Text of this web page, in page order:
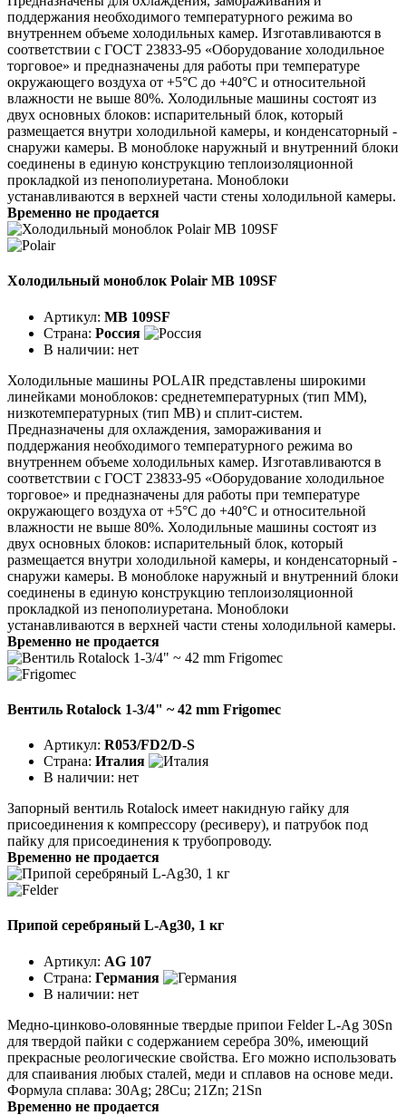
поддержания необходимого температурного режима во
внутреннем объеме холодильных камер. Изготавливаются в
соответствии с ГОСТ 23833-95 «Оборудование холодильное
торговое» и предназначены для работы при температуре
окружающего воздуха от +5°C до +40°C и относительной
влажности не выше 80%. Холодильные машины состоят из
двух основных блоков: испарительный блок, который
размещается внутри холодильной камеры, и конденсаторный -
снаружи камеры. В моноблоке наружный и внутренний блоки
соединены в единую конструкцию теплоизоляционной
прокладкой из пенополиуретана. Моноблоки
устанавливаются в верхней части стены холодильной камеры.
Временно не продается
Холодильный моноблок Polair MB 109SF
Артикул: MB 109SF
Страна: Россия
В наличии: нет
Холодильные машины POLAIR представлены широкими
линейками моноблоков: среднетемпературных (тип ММ),
низкотемпературных (тип МВ) и сплит-систем.
Предназначены для охлаждения, замораживания и
поддержания необходимого температурного режима во
внутреннем объеме холодильных камер. Изготавливаются в
соответствии с ГОСТ 23833-95 «Оборудование холодильное
торговое» и предназначены для работы при температуре
окружающего воздуха от +5°C до +40°C и относительной
влажности не выше 80%. Холодильные машины состоят из
двух основных блоков: испарительный блок, который
размещается внутри холодильной камеры, и конденсаторный -
снаружи камеры. В моноблоке наружный и внутренний блоки
соединены в единую конструкцию теплоизоляционной
прокладкой из пенополиуретана. Моноблоки
устанавливаются в верхней части стены холодильной камеры.
Временно не продается
Вентиль Rotalock 1-3/4" ~ 42 mm Frigomec
Артикул: R053/FD2/D-S
Страна: Италия
В наличии: нет
Запорный вентиль Rotalock имеет накидную гайку для
присоединения к компрессору (ресиверу), и патрубок под
пайку для присоединения к трубопроводу.
Временно не продается
Припой серебряный L-Ag30, 1 кг
Артикул: AG 107
Страна: Германия
В наличии: нет
Медно-цинково-оловянные твердые припои Felder L-Ag 30Sn
для твердой пайки с содержанием серебра 30%, имеющий
прекрасные реологические свойства. Его можно использовать
для спаивания любых сталей, меди и сплавов на основе меди.
Формула сплава: 30Ag; 28Cu; 21Zn; 21Sn
Временно не продается